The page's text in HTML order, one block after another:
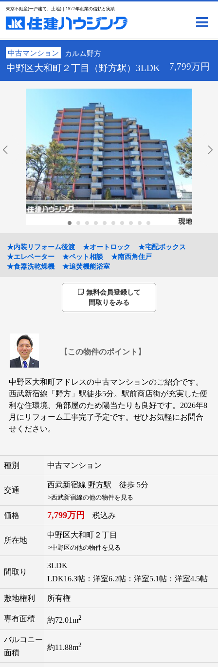
東京不動産(一戸建て、土地)｜1977年創業の信頼と実績
中古マンション カルム野方
中野区大和町２丁目（野方駅）3LDK 7,799万円
★内装リフォーム後渡 ★オートロック
★宅配ボックス
★エレベーター
★ペット相談
★南西角住戸
★食器洗乾燥機
★追焚機能浴室
無料会員登録して
間取りをみる
【この物件のポイント】
中野区大和町アドレスの中古マンションのご紹介です。
西武新宿線「野方」駅徒歩5分。駅前商店街が充実した便
利な住環境、角部屋のため陽当たりも良好です。2026年8
月にリフォーム工事完了予定です。ぜひお気軽にお問合
せください。
種別 中古マンション
交通
西武新宿線 野方駅 徒歩 5分
>西武新宿線の他の物件を見る
価格 7,799万円 税込み
所在地
中野区大和町 ２丁目
>中野区の他の物件を見る
間取り
3LDK
LDK16.3帖：洋室6.2帖：洋室5.1帖：洋室4.5帖
敷地権利 所有権
専有面積 約72.01m2
バルコニー
面積
約11.88m2